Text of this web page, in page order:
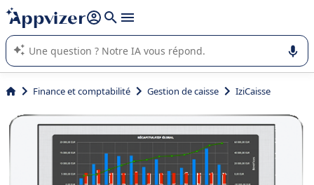
répondre (plusieurs lignes avec
L'IA de Appvizer vous guide dans l'utilisation ou la sélection de
logiciel SaaS en entreprise.
Finance et comptabilité Gestion de caisse IziCaisse